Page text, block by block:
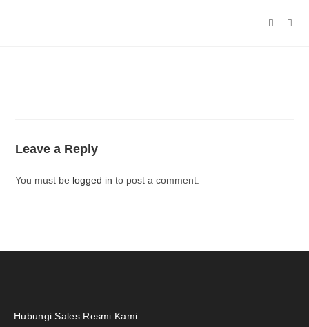
Leave a Reply
You must be logged in to post a comment.
Hubungi Sales Resmi Kami